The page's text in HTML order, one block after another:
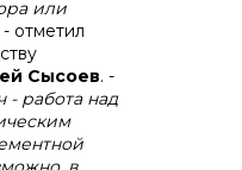
или
- отметил
Сысоев. -
- работа над